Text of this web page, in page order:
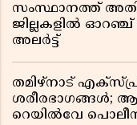
സംസ്ഥാനത്ത്
ജില്ലകളിൽ
അലർട്ട്
തമിഴ്‌നാട്
ശരീരഭാഗങ്ങൾ;
റെയിൽവേ